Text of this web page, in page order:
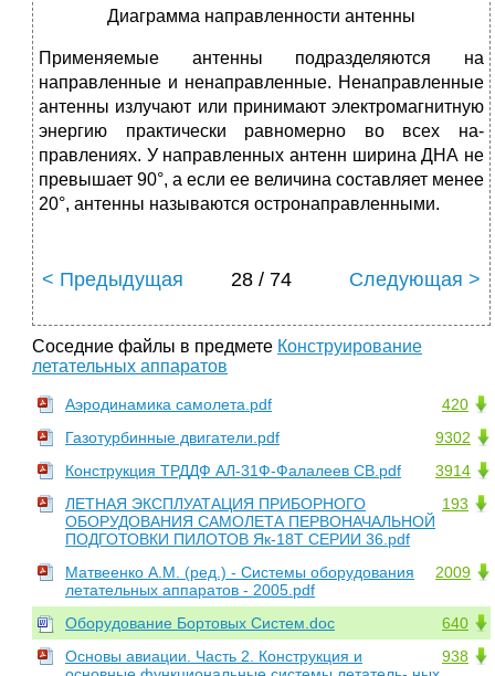
Диаграмма направленности антенны
Применяемые антенны подразделяются на
направленные и не­направленные. Ненаправленные
антенны излучают или принимают электромагнитную
энергию практически равномерно во всех на­
правлениях. У направленных антенн ширина ДНА не
превышает 90°, а если ее величина составляет менее
20°, антенны называются остронаправленными.
< Предыдущая 28 / 74 Следующая >
Соседние файлы в предмете Конструирование
летательных аппаратов
420
Аэродинамика самолета.pdf
9302
Газотурбинные двигатели.pdf
3914
Конструкция ТРДДФ АЛ-31Ф-Фалалеев СВ.pdf
193
ЛЕТНАЯ ЭКСПЛУАТАЦИЯ ПРИБОРНОГО
ОБОРУДОВАНИЯ САМОЛЕТА ПЕРВОНАЧАЛЬНОЙ
ПОДГОТОВКИ ПИЛОТОВ Як-18Т СЕРИИ 36.pdf
2009
Матвеенко А.М. (ред.) - Системы оборудования
летательных аппаратов - 2005.pdf
640
Оборудование Бортовых Систем.doc
938
Основы авиации. Часть 2. Конструкция и